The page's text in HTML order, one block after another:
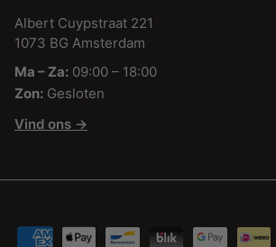
Albert Cuypstraat 221
1073 BG Amsterdam
Ma – Za: 09:00 – 18:00
Zon: Gesloten
Vind ons →